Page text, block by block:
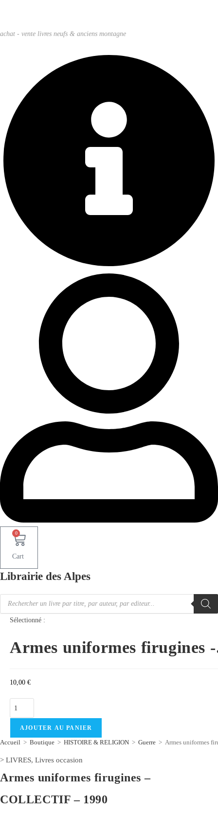
achat - vente livres neufs & anciens montagne
0
Cart
Librairie des Alpes
Recherche
Sélectionné :
Armes uniformes firugines
10,00 €
quantité
de
Armes
uniformes
-
COLLECTIF
1990
AJOUTER AU PANIER
Accueil > Boutique > HISTOIRE & RELIGION > Guerre > Armes uniformes
> LIVRES, Livres occasion
Armes uniformes firugines –
COLLECTIF – 1990